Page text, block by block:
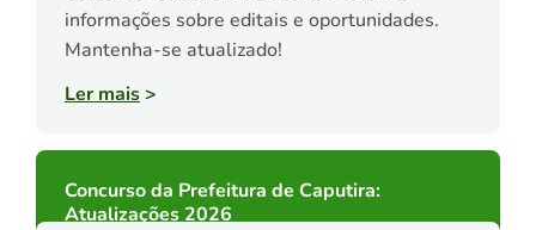
informações sobre editais e oportunidades.
Mantenha-se atualizado!
Ler mais>
Concurso da Prefeitura de Caputira:
Atualizações 2026